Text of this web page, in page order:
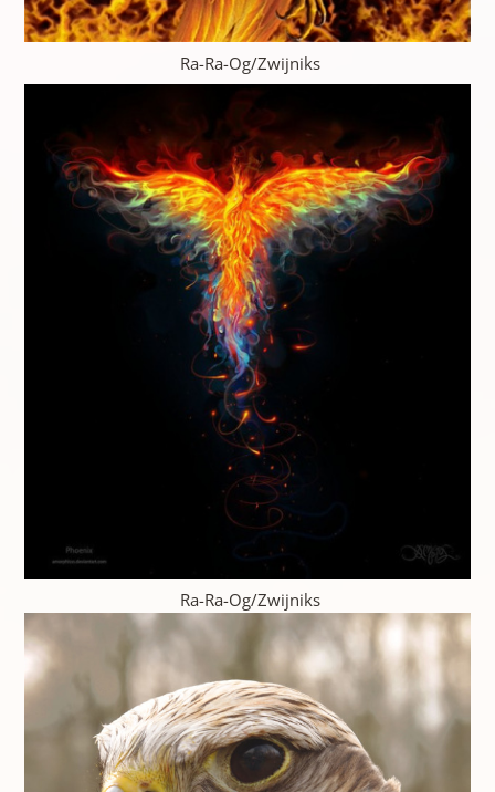
Ra-Ra-Og/Zwijniks
Ra-Ra-Og/Zwijniks